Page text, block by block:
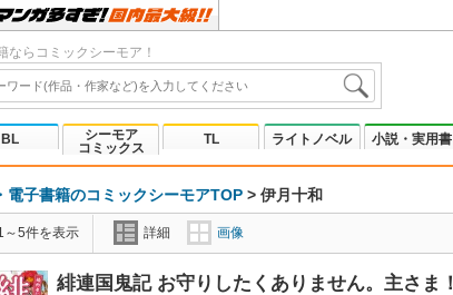
ならコミックシーモア！
BL
シーモア
コミックス
TL ライトノベル 小説・実用書
電子書籍のコミックシーモアTOP > 伊月十和
～5件を表示 詳細 画像
緋連国鬼記 お守りしたくありません。主さま！